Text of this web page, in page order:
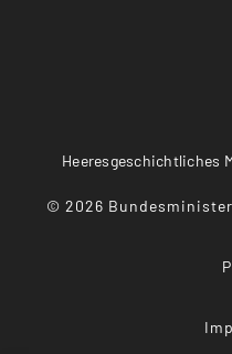
Heeresgeschichtliches
© 2026